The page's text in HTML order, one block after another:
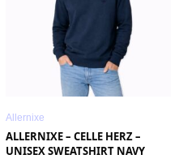
Allernixe
ALLERNIXE – CELLE HERZ –
UNISEX SWEATSHIRT NAVY